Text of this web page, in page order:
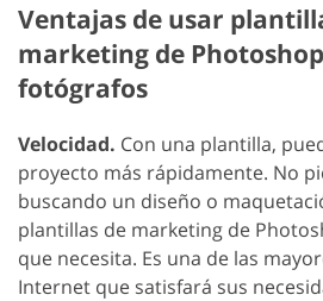
Ventajas de usar
marketing de
fotógrafos
Velocidad. Con una plantilla,
proyecto más rápidamente. No
buscando un diseño o
plantillas de marketing de
que necesita. Es una de las
Internet que satisfará sus